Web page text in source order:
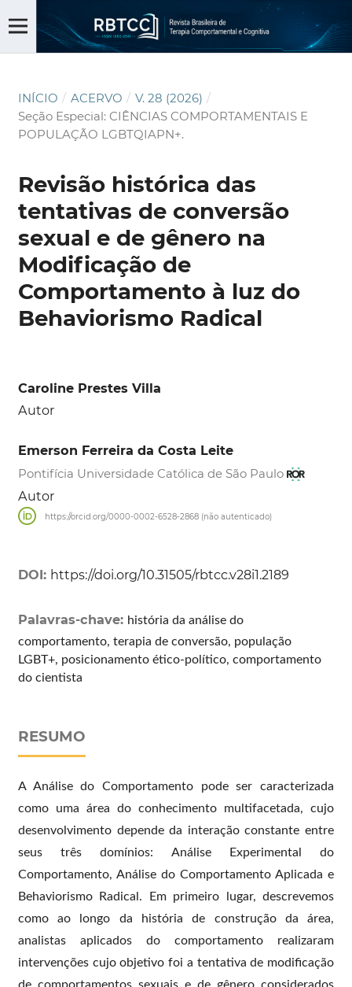
INÍCIO / ACERVO / V. 28 (2026) /
Seção Especial: CIÊNCIAS COMPORTAMENTAIS E
POPULAÇÃO LGBTQIAPN+.
Revisão histórica das
tentativas de conversão
sexual e de gênero na
Modificação de
Comportamento à luz do
Behaviorismo Radical
Caroline Prestes Villa
Autor
Emerson Ferreira da Costa Leite
Pontifícia Universidade Católica de São Paulo
Autor
https://orcid.org/0000-0002-6528-2868 (não autenticado)
DOI: https://doi.org/10.31505/rbtcc.v28i1.2189
Palavras-chave: história da análise do
comportamento, terapia de conversão, população
LGBT+, posicionamento ético-político, comportamento
do cientista
RESUMO
A Análise do Comportamento pode ser caracterizada
como uma área do conhecimento multifacetada, cujo
desenvolvimento depende da interação constante entre
seus três domínios: Análise Experimental do
Comportamento, Análise do Comportamento Aplicada e
Behaviorismo Radical. Em primeiro lugar, descrevemos
como ao longo da história de construção da área,
analistas aplicados do comportamento realizaram
intervenções cujo objetivo foi a tentativa de modificação